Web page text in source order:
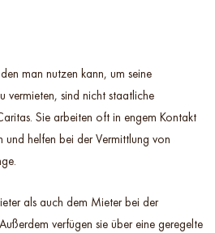
man nutzen kann, um seine
vermieten, sind nicht staatliche
Sie arbeiten oft in engem Kontakt
helfen bei der Vermittlung von
als auch dem Mieter bei der
verfügen sie über eine geregelte